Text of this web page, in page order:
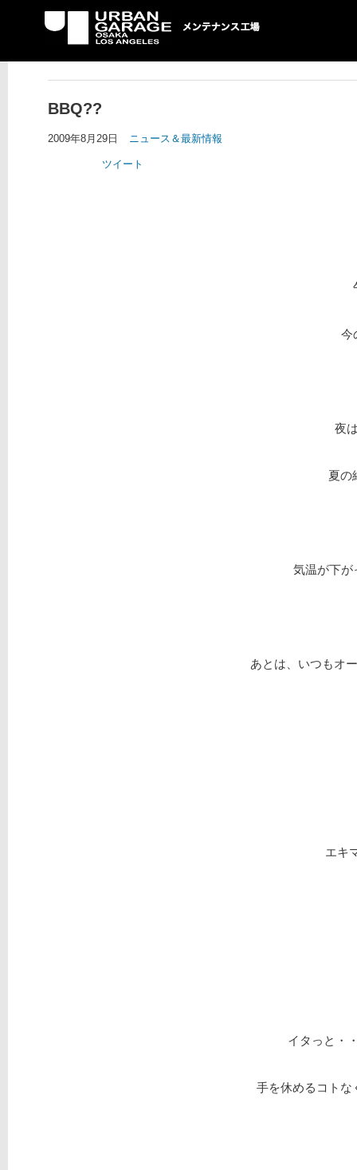
UG メンテナンス工場
BBQ??
2009年8月29日 ニュース＆最新情報
ツイート
今
夜
夏の
気温が下が
あとは、いつもオ
エキ
イタっと・
手を休めるコトな